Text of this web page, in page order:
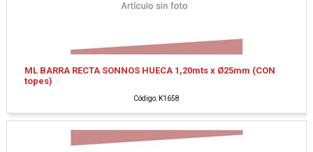
ML BARRA RECTA SONNOS HUECA 1,20mts x Ø25mm (CON
topes)
Código: K1658